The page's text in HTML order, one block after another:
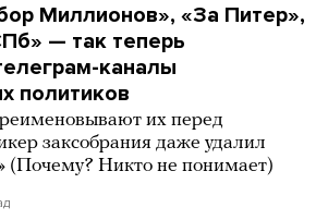
Миллионов», «За Питер»,
— так теперь
каналы
политиков
их перед
заксобрания даже удалил
(Почему? Никто не понимает)